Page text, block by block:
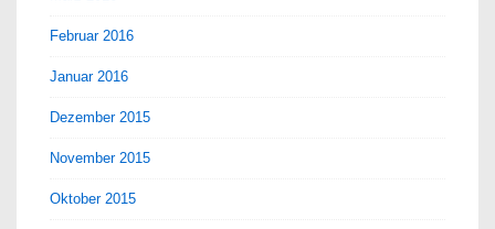
Februar 2016
Januar 2016
Dezember 2015
November 2015
Oktober 2015